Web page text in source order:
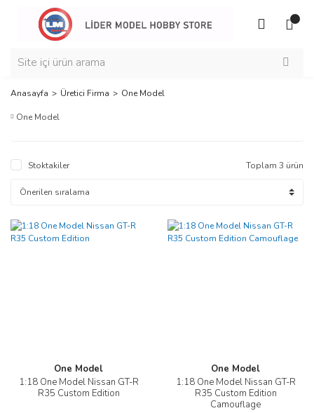
Anasayfa Üretici Firma One Model
One Model
Stoktakiler Toplam 3 ürün
One Model
1:18 One Model Nissan GT-R
R35 Custom Edition
One Model
1:18 One Model Nissan GT-R
R35 Custom Edition
Camouflage